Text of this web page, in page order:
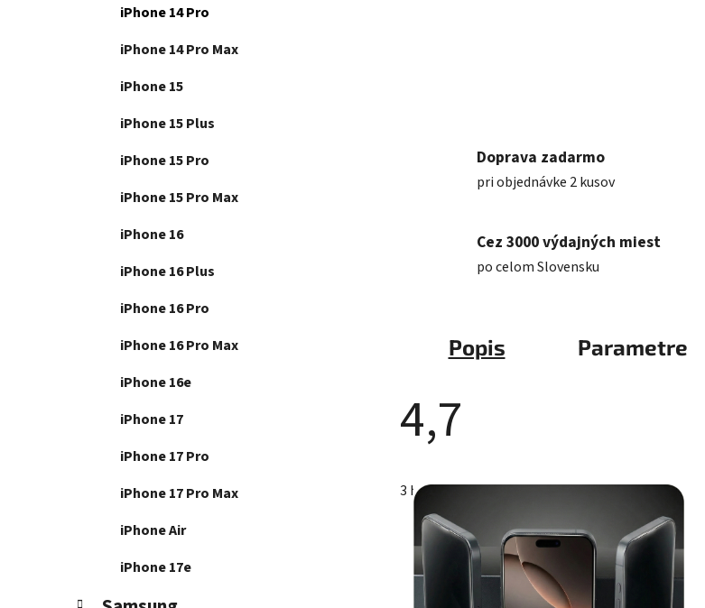
iPhone 14 Pro
iPhone 14 Pro Max
iPhone 15
iPhone 15 Plus
iPhone 15 Pro
iPhone 15 Pro Max
iPhone 16
iPhone 16 Plus
iPhone 16 Pro
iPhone 16 Pro Max
iPhone 16e
iPhone 17
iPhone 17 Pro
iPhone 17 Pro Max
iPhone Air
iPhone 17e
Doprava zadarmo
pri objednávke 2 kusov
Cez 3000 výdajných miest
po celom Slovensku
Popis Parametre
4,7
produktu
hviezdičiek.
3 hodnotenia